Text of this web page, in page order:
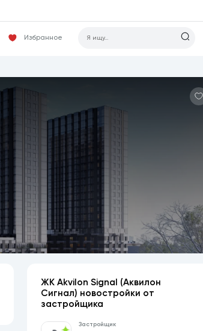
Избранное
ЖК Akvilon Signal (Аквилон
Сигнал) новостройки от
застройщика
Застройщик